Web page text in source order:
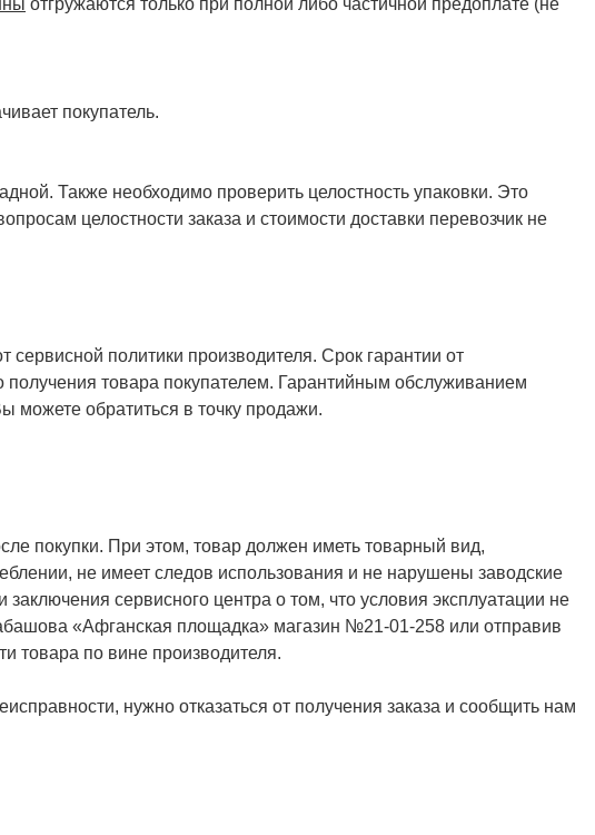
отгружаются только при полной либо частичной предоплате (не
покупатель.
Также необходимо проверить целостность упаковки. Это
целостности заказа и стоимости доставки перевозчик не
политики производителя. Срок гарантии от
получения товара покупателем. Гарантийным обслуживанием
можете обратиться в точку продажи.
покупки. При этом, товар должен иметь товарный вид,
не имеет следов использования и не нарушены заводские
сервисного центра о том, что условия эксплуатации не
«Афганская площадка» магазин №21-01-258 или отправив
товара по вине производителя.
нужно отказаться от получения заказа и сообщить нам